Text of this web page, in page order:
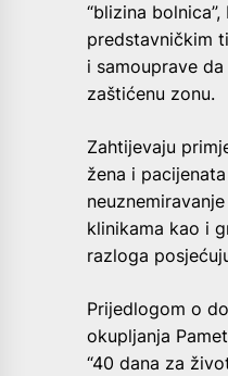
“blizina
predstavničkim
i samouprave
zaštićenu zonu.
Zahtijevaju
žena i
klinikama kao i
razloga
Prijedlogom o
okupljanja
“40 dana za